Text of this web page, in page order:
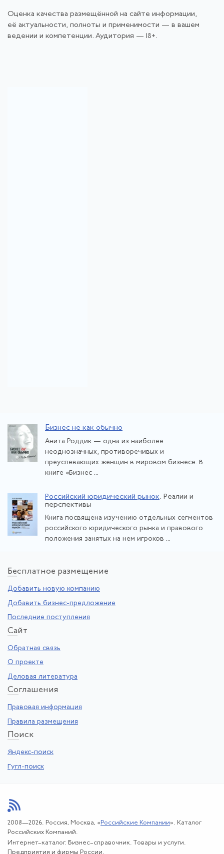
Оценка качества размещённой на сайте информации,
её актуальности, полноты и применимости — в вашем
ведении и компетенции. Аудитория — 18+.
Бизнес не как обычно
Анита Роддик — одна из наиболее
неоднозначных, противоречивых и
преуспевающих женщин в мировом бизнесе. В
книге «Бизнес ...
Российский юридический рынок. Реалии и
перспективы
Книга посвящена изучению отдельных сегментов
российского юридического рынка и правового
положения занятых на нем игроков ...
Бесплатное размещение
Добавить новую компанию
Добавить бизнес-предложение
Последние поступления
Сайт
Обратная связь
О проекте
Деловая литература
Соглашения
Правовая информация
Правила размещения
Поиск
Яндекс-поиск
Гугл-поиск
2008—2026. Россия, Москва, « Российские Компании». Каталог
Российских Компаний.
Интернет–каталог. Бизнес–справочник. Товары и услуги.
Предприятия и фирмы России.